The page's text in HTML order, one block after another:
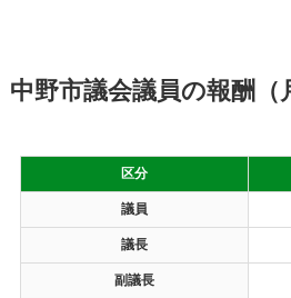
中野市議会議員の報酬（
区分
議員
議長
副議長